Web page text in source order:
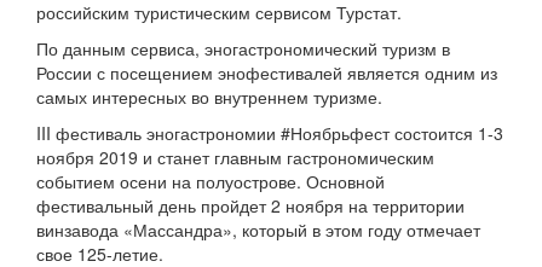
российским туристическим сервисом Турстат.
По данным сервиса, эногастрономический туризм в
России с посещением энофестивалей является одним из
самых интересных во внутреннем туризме.
III фестиваль эногастрономии #Ноябрьфест состоится 1-3
ноября 2019 и станет главным гастрономическим
событием осени на полуострове. Основной
фестивальный день пройдет 2 ноября на территории
винзавода «Массандра», который в этом году отмечает
свое 125-летие.